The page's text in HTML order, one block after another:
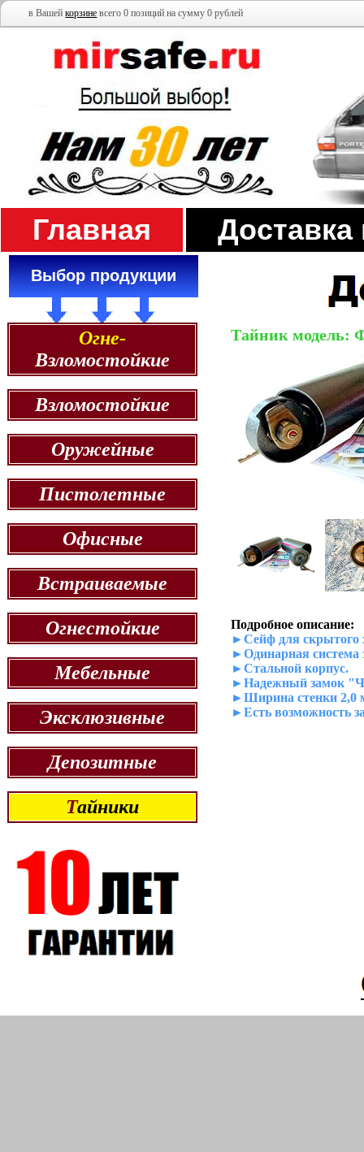
в Вашейкорзине всего 0 позиций на сумму 0 рублей
Главная
Выбор продукции
Огне-
Взломостойкие
Взломостойкие
Оружейные
Пистолетные
Офисные
Встраиваемые
Огнестойкие
Мебельные
Эксклюзивные
Депозитные
Тайники
Тайник модель:
Подробное описание:
►Сейф для скрытого
►Одинарная система
►Стальной корпус.
►Надежный замок
►Ширина стенки 2,0
►Есть возможность